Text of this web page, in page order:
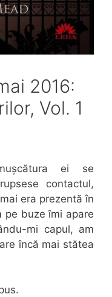
2016:
Vol. 1
ei se
contactul,
era prezentă în
pe buze îmi apare
mi capul, am
încă mai stătea